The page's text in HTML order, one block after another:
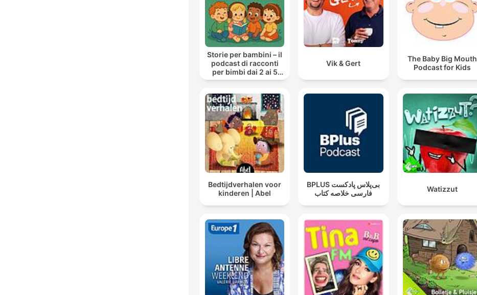
Storie per bambini – il
podcast di racconti
per bimbi dai 2 ai 5
anni
Vik & Gert
The Baby Big Mouth
Podcast for Kids
Bedtijdverhalen voor
kinderen | Abel
‌BPLUS بی‌پلاس پادکست
فارسی خلاصه کتاب
Watizzut